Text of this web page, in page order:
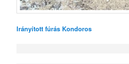
Irányított fúrás Kondoros